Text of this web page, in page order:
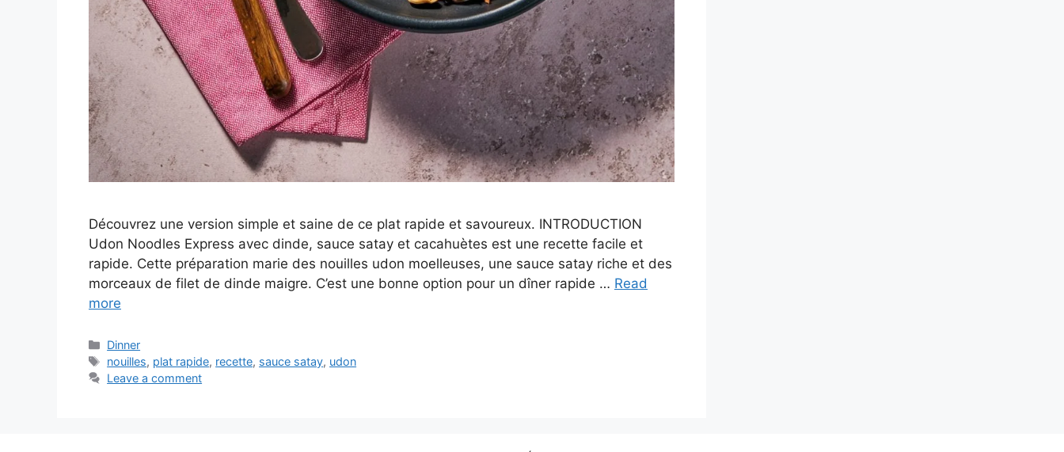
Découvrez une version simple et saine de ce plat rapide et savoureux. INTRODUCTION
Udon Noodles Express avec dinde, sauce satay et cacahuètes est une recette facile et
rapide. Cette préparation marie des nouilles udon moelleuses, une sauce satay riche et des
morceaux de filet de dinde maigre. C’est une bonne option pour un dîner rapide … Read
more
Categories
Dinner
Tags
nouilles, plat rapide, recette, sauce satay, udon
Leave a comment